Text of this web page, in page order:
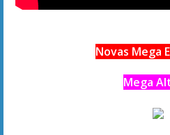
Novas Mega
Mega